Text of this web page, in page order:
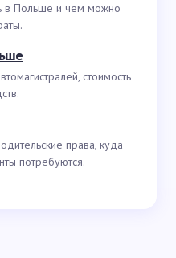
в Польше и чем можно
стоимость
права, куда
потребуются.